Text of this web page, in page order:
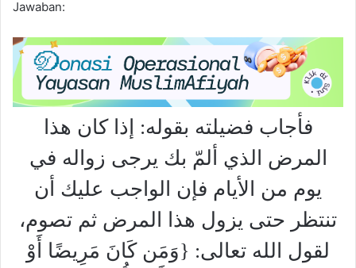
Jawaban:
فأجاب فضيلته بقوله: إذا كان هذا
المرض الذي ألمّ بك يرجى زواله في
يوم من الأيام فإن الواجب عليك أن
تنتظر حتى يزول هذا المرض ثم تصوم،
لقول الله تعالى: {وَمَن كَانَ مَرِيضًا أَوْ